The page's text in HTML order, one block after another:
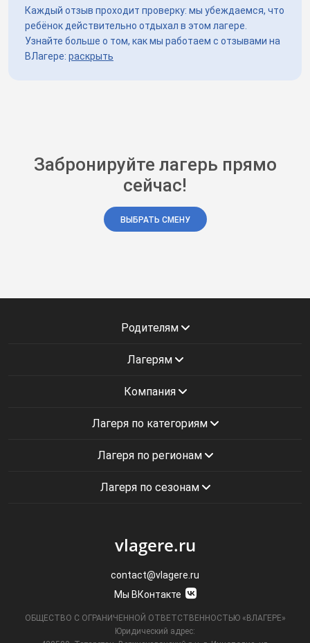
Каждый отзыв проходит проверку: мы убеждаемся, что
ребёнок действительно отдыхал в этом лагере.
Узнайте больше о том, как мы работаем с отзывами на
ВЛагере: раскрыть
Забронируйте лагерь прямо
сейчас!
ВЫБРАТЬ СМЕНУ
Родителям
Лагерям
Компания
Лагеря по категориям
Лагеря по регионам
Лагеря по сезонам
vlagere.ru
contact@vlagere.ru
Мы ВКонтакте
ОБЩЕСТВО С ОГРАНИЧЕННОЙ ОТВЕТСТВЕННОСТЬЮ «ВЛАГЕРЕ»
Юридический адрес: